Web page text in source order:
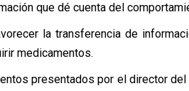
que dé cuenta del
la transferencia de
medicamentos.
presentados por el director